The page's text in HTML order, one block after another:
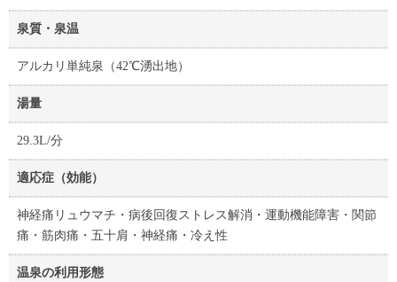
泉質・泉温
アルカリ単純泉（42℃湧出地）
湯量
29.3L/分
適応症（効能）
神経痛リュウマチ・病後回復ストレス解消・運動機能障害・関節
痛・筋肉痛・五十肩・神経痛・冷え性
温泉の利用形態